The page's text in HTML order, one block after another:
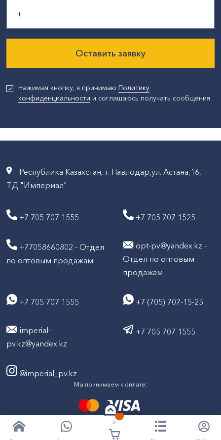
0
Оставить заявку
Нажимая кнопку, я принимаю Политику
конфиденциальности и соглашаюсь получать сообщения
Республика Казахстан, г. Павлодар,ул. Астана,16,
ТД "Империал"
+7 705 707 1555 +7 705 707 1525
+77058660802 - Отдел
по оптовым продажам
opt-pv@yandex.kz -
Отдел по оптовым
продажам
+7 705 707 1555 +7 (705) 707-15-25
imperial-
pv.kz@yandex.kz
+7 705 707 1555
@imperial_pv.kz
Мы принимаем к оплате:
Все права защищены © ТД "Империал" 2020- 2026